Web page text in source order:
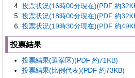
投票状況(16時00分現在)(PDF 約
投票状況(18時00分現在)(PDF 約
投票状況(19時30分現在)(PDF 約
投票結果
投票結果(選挙区)(PDF 約71KB)
投票結果(比例代表)(PDF 約73KB)